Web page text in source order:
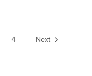
4 Next